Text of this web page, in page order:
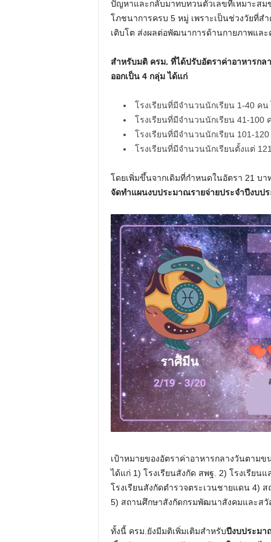
ปัญหาและกลับมาทบทวนตัวเลขที่เหมาะสม
โภชนาการครบ 5 หมู่ เพราะเป็นช่วงวัยที่ส
เติบโต ส่งผลต่อพัฒนาการด้านกายภาพและ
สำหรับมติ ครม. ที่ได้ปรับอัตราค่าอาหารก
ออกเป็น 4 กลุ่ม ได้แก่
โรงเรียนที่มีจำนวนนักเรียน 1-40 ค
โรงเรียนที่มีจำนวนนักเรียน 41-100
โรงเรียนที่มีจำนวนนักเรียน 101-
โรงเรียนที่มีจำนวนนักเรียนตั้งแต่
โดยเพิ่มขึ้นจากเดิมที่กำหนดในอัตรา 21 บ
จัดทำแผนงบประมาณรายจ่ายประจำปีงบป
เป้าหมายของอัตราค่าอาหารกลางวันตามข
ได้แก่ 1) โรงเรียนสังกัด สพฐ. 2) โรงเรียน
โรงเรียนสังกัดตำรวจตระเวนชายแดน 4)
5) สถานศึกษาสังกัดกรมพัฒนาสังคมและส
ทั้งนี้ ครม.ยังมีมติเพิ่มเติมสำหรับปีงบประมา